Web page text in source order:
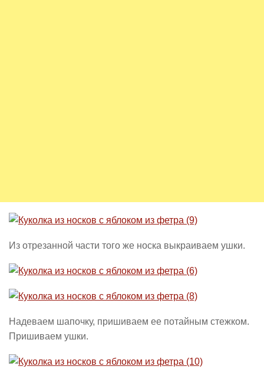
Из отрезанной части того же носка выкраиваем ушки.
Надеваем шапочку, пришиваем ее потайным стежком.
Пришиваем ушки.